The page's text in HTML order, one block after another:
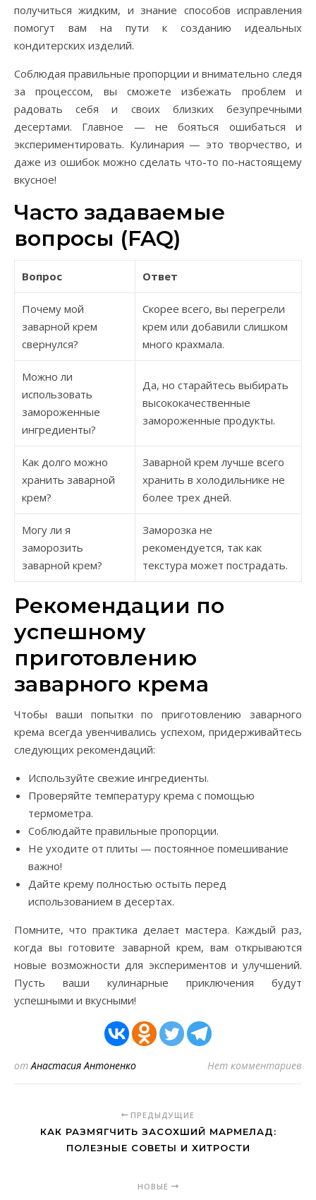
получиться жидким, и знание способов исправления
помогут вам на пути к созданию идеальных
кондитерских изделий.
Соблюдая правильные пропорции и внимательно следя
за процессом, вы сможете избежать проблем и
радовать себя и своих близких безупречными
десертами. Главное — не бояться ошибаться и
экспериментировать. Кулинария — это творчество, и
даже из ошибок можно сделать что-то по-настоящему
вкусное!
Часто задаваемые
вопросы (FAQ)
Вопрос Ответ
Почему мой
заварной крем
свернулся?
Скорее всего, вы перегрели
крем или добавили слишком
много крахмала.
Можно ли
использовать
замороженные
ингредиенты?
Да, но старайтесь выбирать
высококачественные
замороженные продукты.
Как долго можно
хранить заварной
крем?
Заварной крем лучше всего
хранить в холодильнике не
более трех дней.
Могу ли я
заморозить
заварной крем?
Заморозка не
рекомендуется, так как
текстура может пострадать.
Рекомендации по
успешному
приготовлению
заварного крема
Чтобы ваши попытки по приготовлению заварного
крема всегда увенчивались успехом, придерживайтесь
следующих рекомендаций:
Используйте свежие ингредиенты.
Проверяйте температуру крема с помощью
термометра.
Соблюдайте правильные пропорции.
Не уходите от плиты — постоянное помешивание
важно!
Дайте крему полностью остыть перед
использованием в десертах.
Помните, что практика делает мастера. Каждый раз,
когда вы готовите заварной крем, вам открываются
новые возможности для экспериментов и улучшений.
Пусть ваши кулинарные приключения будут
успешными и вкусными!
отАнастасия Антоненко Нет комментариев
ПРЕДЫДУЩИЕ
КАК РАЗМЯГЧИТЬ ЗАСОХШИЙ МАРМЕЛАД:
ПОЛЕЗНЫЕ СОВЕТЫ И ХИТРОСТИ
НОВЫЕ